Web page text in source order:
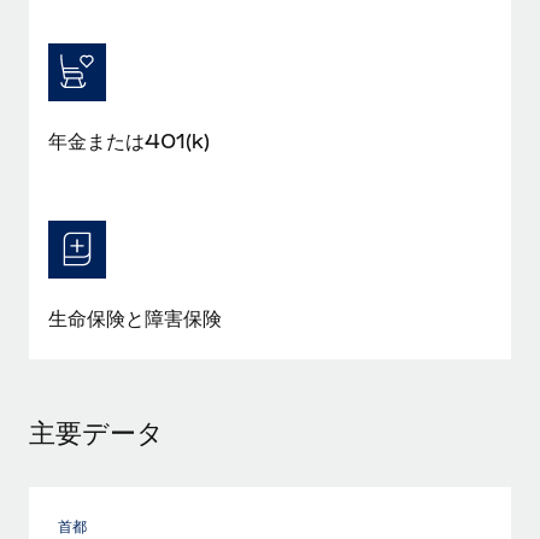
詳細を見る
を保護することは極めて重要です。...
詳細を見る
年金または401(k)
生命保険と障害保険
主要データ
首都